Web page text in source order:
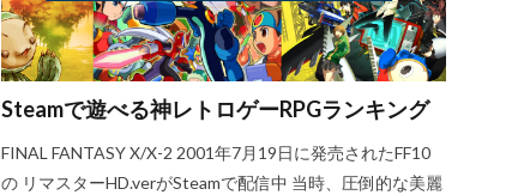
Steamで遊べる神レトロゲーRPGランキング
FINAL FANTASY X/X-2 2001年7月19日に発売されたFF10
の リマスターHD.verがSteamで配信中 当時、圧倒的な美麗